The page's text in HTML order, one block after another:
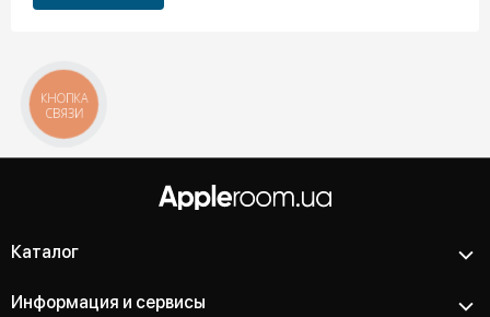
Каталог
Информация и сервисы
КНОПКА
СВЯЗИ